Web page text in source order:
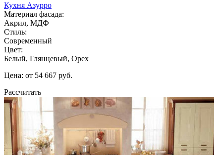
Кухня Азурро
Материал фасада:
Акрил, МДФ
Стиль:
Современный
Цвет:
Белый, Глянцевый, Орех
Цена: от 54 667 руб.
Рассчитать